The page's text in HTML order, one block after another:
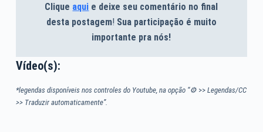
Clique aqui e deixe seu comentário no final
desta postagem! Sua participação é muito
importante pra nós!
Vídeo(s):
*legendas disponíveis nos controles do Youtube, na opção “⚙>> Legendas/CC
>> Traduzir automaticamente”.